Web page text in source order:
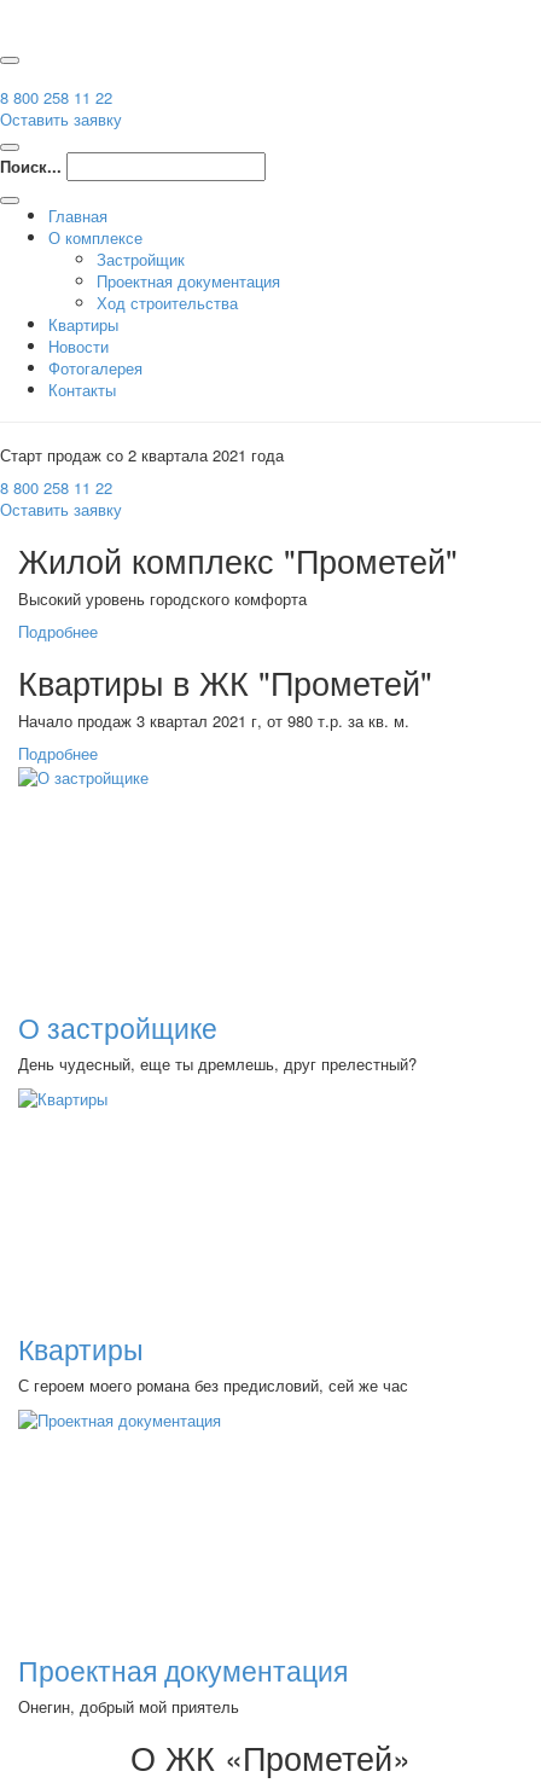
8 800 258 11 22
Оставить заявку
Поиск...
Главная
О комплексе
Застройщик
Проектная документация
Ход строительства
Квартиры
Новости
Фотогалерея
Контакты
Старт продаж со 2 квартала 2021 года
8 800 258 11 22
Оставить заявку
Жилой комплекс "Прометей"
Высокий уровень городского комфорта
Подробнее
Квартиры в ЖК "Прометей"
Начало продаж 3 квартал 2021 г, от 980 т.р. за кв. м.
Подробнее
О застройщике
День чудесный, еще ты дремлешь, друг прелестный?
Квартиры
С героем моего романа без предисловий, сей же час
Проектная документация
Онегин, добрый мой приятель
О ЖК «Прометей»